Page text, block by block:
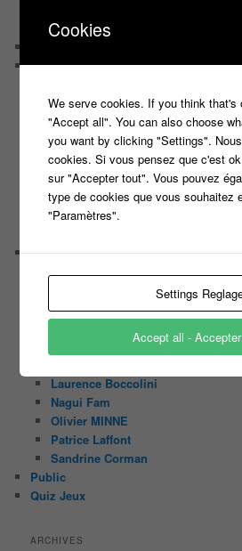
Quand Lora papote avec Franck,
Nos Sondages
Sondage Koh Lanta Fidji 2017
Sondage Koh Lanta Cambodge
Sondage Koh Lanta
Sondages « Bienvenue au
Sondage Koh Lanta 2016 (2)
Sondage Koh Lanta 2016
Face à la Bande
Portrait
Bruno Guillon
Christophe Dechavanne
Elodie Gossuin
Laurence Boccolini
Nagui Fam
Olivier MINNE
Patrice Laffont
Sandrine Corman
Public
Quiz Jeux
ARCHIVES
Cookies
We serve cookies. If you think that's
"Accept all". You can also choose
you want by clicking "Settings".
cookies. Si vous pensez que c'est
sur "Accepter tout". Vous pouvez
type de cookies que vous souhaitez
"Paramètres".
Settings
Accept all -